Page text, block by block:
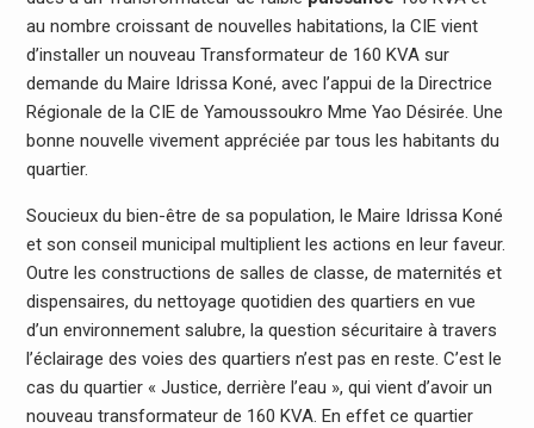
au nombre croissant de nouvelles habitations, la CIE vient
d’installer un nouveau Transformateur de 160 KVA sur
demande du Maire Idrissa Koné, avec l’appui de la Directrice
Régionale de la CIE de Yamoussoukro Mme Yao Désirée. Une
bonne nouvelle vivement appréciée par tous les habitants du
quartier.
Soucieux du bien-être de sa population, le Maire Idrissa Koné
et son conseil municipal multiplient les actions en leur faveur.
Outre les constructions de salles de classe, de maternités et
dispensaires, du nettoyage quotidien des quartiers en vue
d’un environnement salubre, la question sécuritaire à travers
l’éclairage des voies des quartiers n’est pas en reste. C’est le
cas du quartier « Justice, derrière l’eau », qui vient d’avoir un
nouveau transformateur de 160 KVA. En effet ce quartier